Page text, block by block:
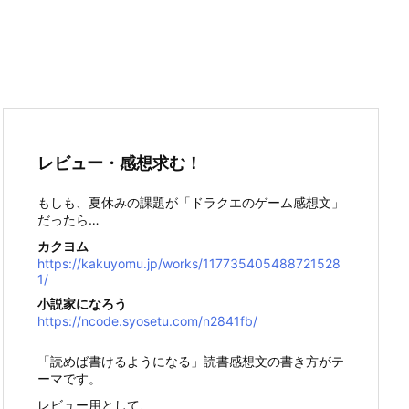
レビュー・感想求む！
もしも、夏休みの課題が「ドラクエのゲーム感想文」
だったら…
カクヨム
https://kakuyomu.jp/works/117735405488721528
1/
小説家になろう
https://ncode.syosetu.com/n2841fb/
「読めば書けるようになる」読書感想文の書き方がテ
ーマです。
レビュー用として、